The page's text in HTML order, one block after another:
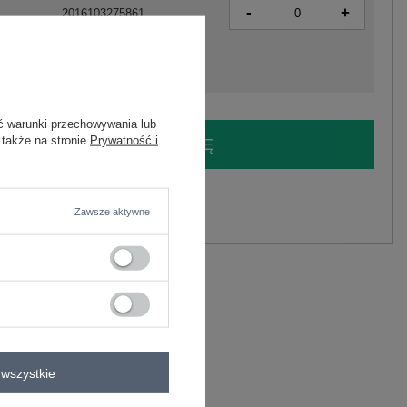
2016103275861 - +
SIĘ I ZOBACZ CENĘ
Zadaj pytanie
w warkocze RUE PARIS .
warunki przechowywania lub
na stronie Prywatność i
Zawsze aktywne